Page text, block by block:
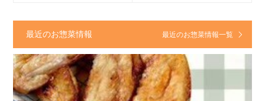
最近のお惣菜情報 最近のお惣菜情報一覧